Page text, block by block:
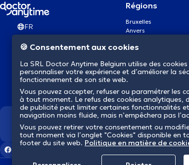
FR
Régions
Bruxelles
Anvers
Charleroi
Bruges
Namur
Louvain
Mons
Aalst Flandre-
Nous
🍪 Consentement aux cookies
La SRL Doctor Anytime Belgium utilise des
personnaliser votre expérience et d’améliorer la
fonctionnement de son site web.
Vous pouvez accepter, refuser ou paramétrer les
à tout moment. Le refus des cookies analytiques,
de publicité peut limiter certaines fonctionnalités
navigation moins fluide, mais n’empêchera pas
Vous pouvez retirer votre consentement ou
tout moment via l’onglet "Cookies" disponible en
footer du site web. Politique en matière de